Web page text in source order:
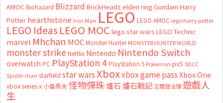
AMOC Biohazard Blizzard BrickHeadz elden ring Gundam Harry
Potter hearthstone Iron Man LEGO LEGO AMOC lego harry potter
LEGO Ideas LEGO MOC lego star wars LEGO Technic
marvel Mhchan MOC Monster Hunter MONSTER HUNTER WORLD
monster strike Netflix Nintendo Nintendo Switch
overwatch PC PlayStation 4 PlayStation 5 Pokemon ps5 SDCC
Spider-man starfield star warsXboxxbox game passXbox One
xbox series x 小島秀夫怪物彈珠 爐石 爐石戰記艾爾登法環 遊戲人
生